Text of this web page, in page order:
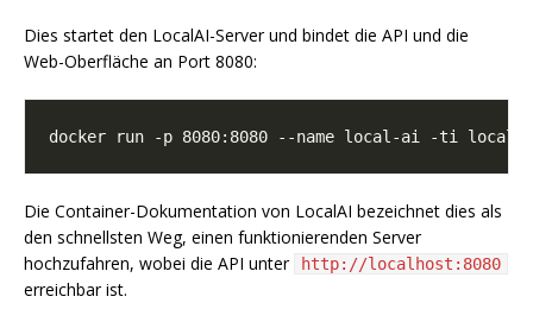
Dies startet den LocalAI-Server und bindet die API und die
Web-Oberfläche an Port 8080:
Die Container-Dokumentation von LocalAI bezeichnet dies als
den schnellsten Weg, einen funktionierenden Server
hochzufahren, wobei die API unter
http://localhost:8080
erreichbar ist.